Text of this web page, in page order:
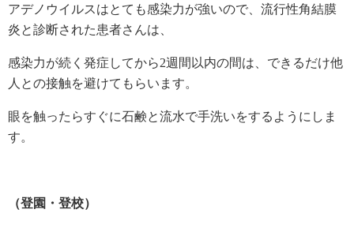
アデノウイルスはとても感染力が強いので、流行性角結膜
炎と診断された患者さんは、
感染力が続く発症してから2週間以内の間は、できるだけ他
人との接触を避けてもらいます。
眼を触ったらすぐに石鹸と流水で手洗いをするようにしま
す。
（登園・登校）